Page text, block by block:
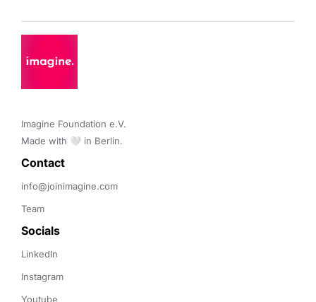
Imagine Foundation e.V.
Made with 🤍 in Berlin.
Contact
info@joinimagine.com
Team
Socials
LinkedIn
Instagram
Youtube